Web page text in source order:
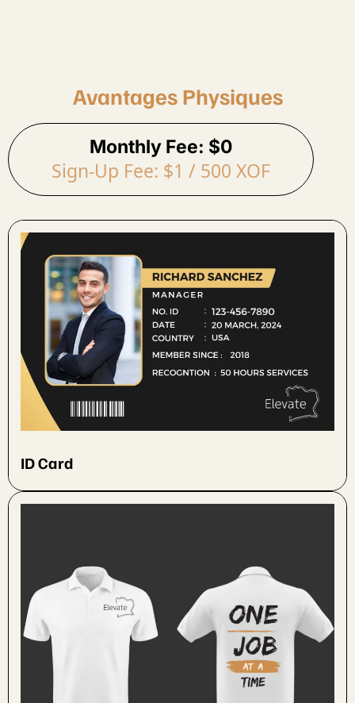
Avantages Physiques
Monthly Fee: $0
Sign-Up Fee: $1 / 500 XOF
ID Card